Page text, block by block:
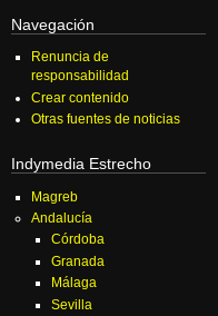
Navegación
Renuncia de
responsabilidad
Crear contenido
Otras fuentes de noticias
Indymedia Estrecho
Magreb
Andalucía
Córdoba
Granada
Málaga
Sevilla